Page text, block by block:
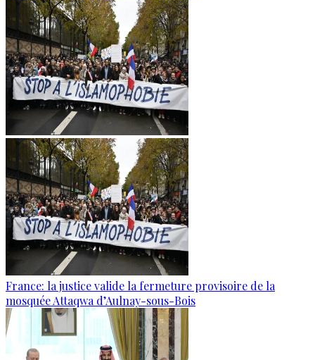
France: la justice valide la fermeture provisoire de la
mosquée Attaqwa d’Aulnay-sous-Bois